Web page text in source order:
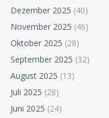
Dezember 2025 (40)
November 2025 (46)
Oktober 2025 (28)
September 2025 (32)
August 2025 (13)
Juli 2025 (28)
Juni 2025 (24)